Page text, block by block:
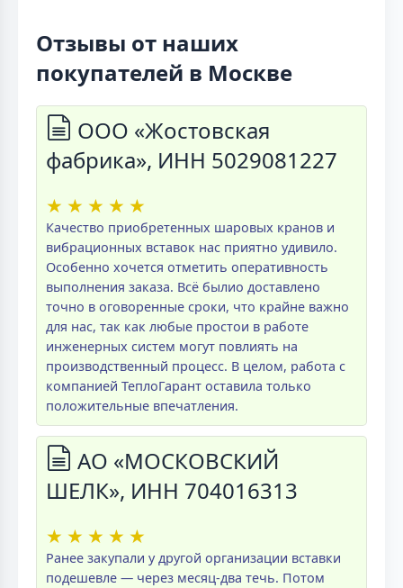
Отзывы от наших
покупателей в Москве
ООО «Жостовская
фабрика», ИНН 5029081227
★ ★ ★ ★ ★
Качество приобретенных шаровых кранов и
вибрационных вставок нас приятно удивило.
Особенно хочется отметить оперативность
выполнения заказа. Всё былио доставлено
точно в оговоренные сроки, что крайне важно
для нас, так как любые простои в работе
инженерных систем могут повлиять на
производственный процесс. В целом, работа с
компанией ТеплоГарант оставила только
положительные впечатления.
АО «МОСКОВСКИЙ
ШЕЛК», ИНН 704016313
★ ★ ★ ★ ★
Ранее закупали у другой организации вставки
подешевле — через месяц-два течь. Потом